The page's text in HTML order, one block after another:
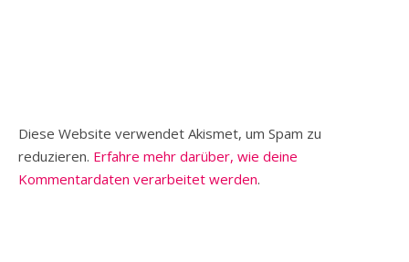
Diese Website verwendet Akismet, um Spam zu
reduzieren. Erfahre mehr darüber, wie deine
Kommentardaten verarbeitet werden.